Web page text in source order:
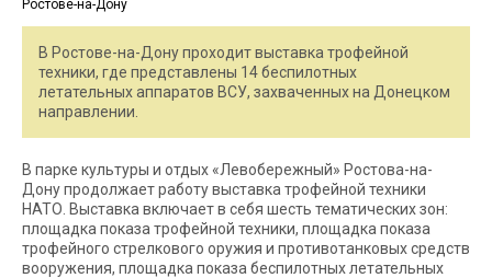
В Ростове-на-Дону проходит выставка трофейной
техники, где представлены 14 беспилотных
летательных аппаратов ВСУ, захваченных на Донецком
направлении.
В парке культуры и отдых «Левобережный» Ростова-на-
Дону продолжает работу выставка трофейной техники
НАТО. Выставка включает в себя шесть тематических зон:
площадка показа трофейной техники, площадка показа
трофейного стрелкового оружия и противотанковых средств
вооружения, площадка показа беспилотных летательных